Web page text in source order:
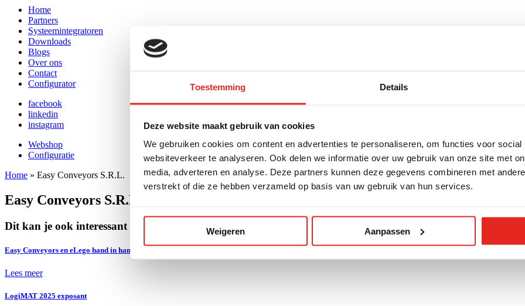
Toestemming Details
Deze website maakt gebruik van cookies
We gebruiken cookies om content en advertenties te personaliseren, om functies voor
websiteverkeer te analyseren. Ook delen we informatie over uw gebruik van onze site met
media, adverteren en analyse. Deze partners kunnen deze gegevens combineren met
verstrekt of die ze hebben verzameld op basis van uw gebruik van hun services.
Weigeren Aanpassen
Home
Partners
Systeemintegratoren
Downloads
Blogs
Over ons
Contact
Configurator
facebook
linkedin
instagram
Webshop
Configuratie
Home » Easy Conveyors S.R.L.
Easy Conveyors S.R.L.
Dit kan je ook interessant vinden
Easy Conveyors en eLego hand in hand voor een speciaal project!
Lees meer
LogiMAT 2025 exposant